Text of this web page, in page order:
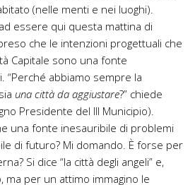
(nelle menti e nei luoghi).
essere qui questa mattina di
che le intenzioni progettuali che
Capitale sono una fonte
“Perché abbiamo sempre la
una città da aggiustare?” chiede
Presidente del III Municipio).
una fonte inesauribile di problemi
di futuro? Mi domando. È forse per
Si dice “la città degli angeli” e,
ma per un attimo immagino le